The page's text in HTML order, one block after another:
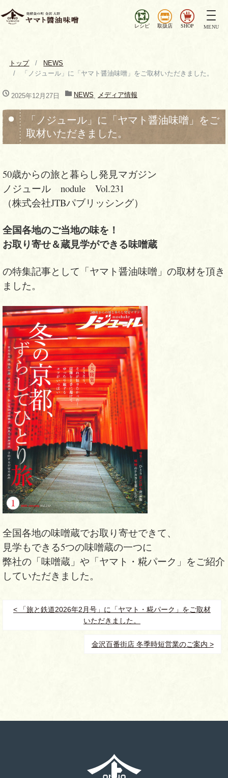
レシピ 取扱店 SHOP
ナ
ビ
り
替
MENU
トップ
NEWS
「ノジュール」に「ヤマト醤油味噌」をご取材いただきました。
2025年12月27日 NEWS,メディア情報
「ノジュール」に「ヤマト醤油味噌」をご
取材いただきました。
50歳からの旅と暮らし発見マガジン
ノジュール nodule Vol.231
（株式会社JTBパブリッシング）
全国各地のご当地の味を！
お取り寄せ＆蔵見学ができる味噌蔵
の特集記事として「ヤマト醤油味噌」の取材を頂き
ました。
全国各地の味噌蔵でお取り寄せできて、
見学もできる5つの味噌蔵の一つに
弊社の「味噌蔵」や「ヤマト・糀パーク」をご紹介
していただきました。
< 「旅と鉄道2026年2月号」に「ヤマト・糀パーク」をご取材
いただきました。
金沢百番街店 冬季時短営業のご案内 >